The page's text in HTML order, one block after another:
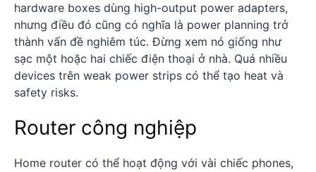
hardware boxes dùng high-output power adapters,
nhưng điều đó cũng có nghĩa là power planning trở
thành vấn đề nghiêm túc. Đừng xem nó giống như
sạc một hoặc hai chiếc điện thoại ở nhà. Quá nhiều
devices trên weak power strips có thể tạo heat và
safety risks.
Router công nghiệp
Home router có thể hoạt động với vài chiếc phones,